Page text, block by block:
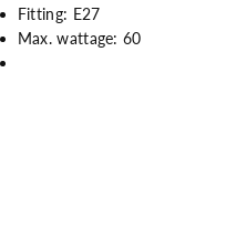
Fitting: E27
Max. wattage: 60